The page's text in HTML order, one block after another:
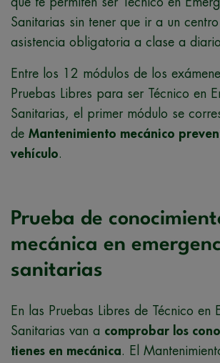
Sanitarias sin tener que ir a un
asistencia obligatoria a clase a
Entre los 12 módulos de los
Pruebas Libres para ser Técnico en
Sanitarias, el primer módulo se
de Mantenimiento mecánico
vehículo.
Prueba de
mecánica en
sanitarias
En las Pruebas Libres de Técnico en
Sanitarias van a comprobar los
tienes en mecánica. El